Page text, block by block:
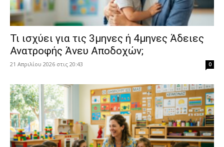
​Τι ισχύει για τις 3μηνες ή 4μηνες Άδειες
Ανατροφής Άνευ Αποδοχών;
21 Απριλίου 2026 στις 20:43 0